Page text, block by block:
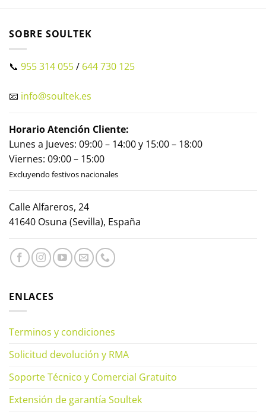
SOBRE SOULTEK
📞 955 314 055/ 644 730 125
📧 info@soultek.es
Horario Atención Cliente:
Lunes a Jueves: 09:00 – 14:00 y 15:00 – 18:00
Viernes: 09:00 – 15:00
Excluyendo festivos nacionales
Calle Alfareros, 24
41640 Osuna (Sevilla), España
ENLACES
Terminos y condiciones
Solicitud devolución y RMA
Soporte Técnico y Comercial Gratuito
Extensión de garantía Soultek